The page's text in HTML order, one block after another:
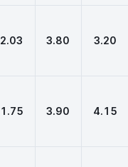
2.03 3.80 3.20
1.75 3.90 4.15